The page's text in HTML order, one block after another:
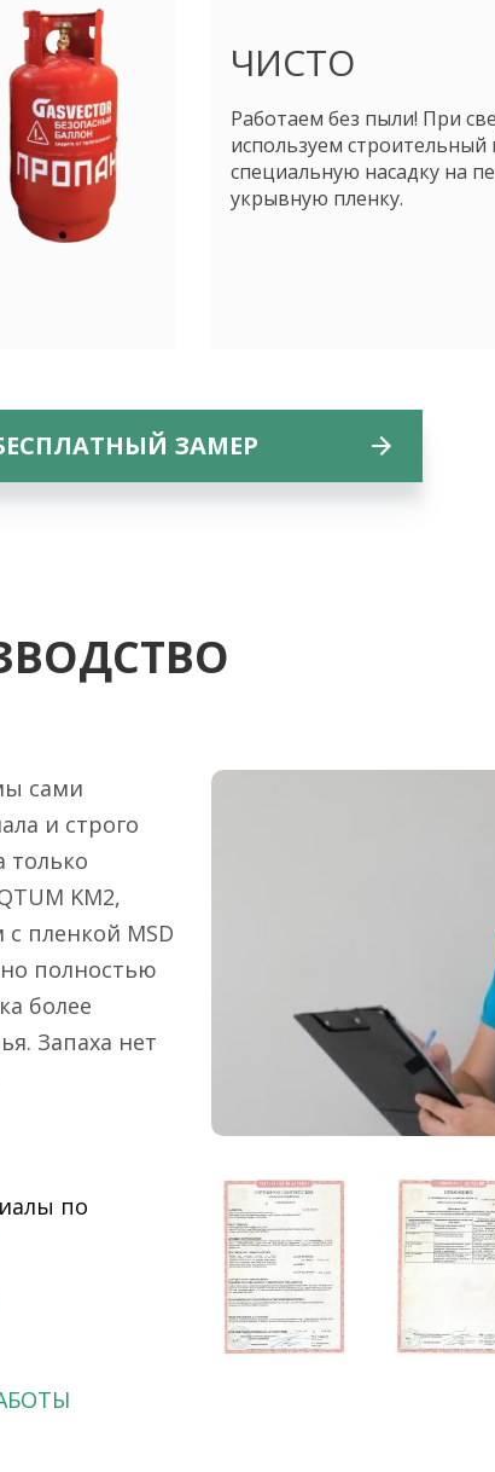
ЧИСТО
Работаем без пыли! При
используем строительный
специальную насадку на
укрывную пленку.
ЗАМЕР
сами
и строго
только
KM2,
пленкой MSD
полностью
более
Запаха нет
по